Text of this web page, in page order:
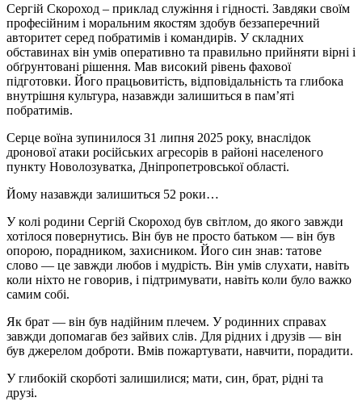
Сергій Скороход – приклад служіння і гідності. Завдяки своїм
професійним і моральним якостям здобув беззаперечний
авторитет серед побратимів і командирів. У складних
обставинах він умів оперативно та правильно прийняти вірні і
обґрунтовані рішення. Мав високий рівень фахової
підготовки. Його працьовитість, відповідальність та глибока
внутрішня культура, назавжди залишиться в пам’яті
побратимів.
Серце воїна зупинилося 31 липня 2025 року, внаслідок
дронової атаки російських агресорів в районі населеного
пункту Новолозуватка, Дніпропетровської області.
Йому назавжди залишиться 52 роки…
У колі родини Сергій Скороход був світлом, до якого завжди
хотілося повернутись. Він був не просто батьком — він був
опорою, порадником, захисником. Його син знав: татове
слово — це завжди любов і мудрість. Він умів слухати, навіть
коли ніхто не говорив, і підтримувати, навіть коли було важко
самим собі.
Як брат — він був надійним плечем. У родинних справах
завжди допомагав без зайвих слів. Для рідних і друзів — він
був джерелом доброти. Вмів пожартувати, навчити, порадити.
У глибокій скорботі залишилися; мати, син, брат, рідні та
друзі.